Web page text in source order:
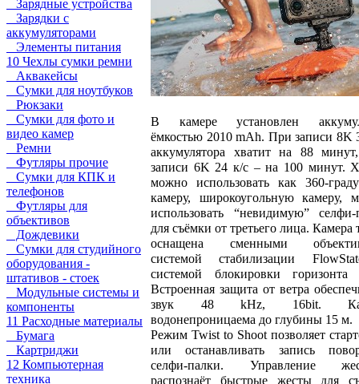
Зарядные устройства
Зарядки с
аккумуляторами
Элементы питания
10 Чехлы сумки ремни
Аквакейсы
Сумки для ноутбуков
Рюкзаки
Сумки для фото и
видео камер
Ремни
Футляры прочие
Сумки для КПК и
телефонов
Футляры для
объективов
Дождевики
Сумки для студийного
оборудования -
штативов - стоек
Модульные системы и
компоненты
11 Расходные материалы
Бумага
Картриджи
12 Компьютерная
техника
В камере установлен
ёмкостью 2010 mAh. При записи 8K
аккумулятора хватит на 88
записи 6K 24 к/с – на 100 минут.
можно использовать как 360-
камеру, широкоугольную камеру,
использовать “невидимую” селфи-
для съёмки от третьего лица. Камера
оснащена сменными
системой стабилизации
системой блокировки горизонта
Встроенная защита от ветра
звук 48 kHz, 16bit.
водонепроницаема до глубины 15 м.
Режим Twist to Shoot позволяет
или останавливать запись
селфи-палки. Управление
распознаёт быстрые жесты для